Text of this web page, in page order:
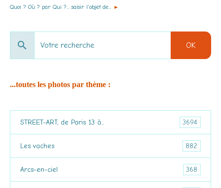
Quoi ? Où ? par Qui ?... saisir l'objet de... ►
OK
...toutes les photos par thème :
STREET-ART, de Paris 13 à... 3694
Les vaches 882
Arcs-en-ciel 368